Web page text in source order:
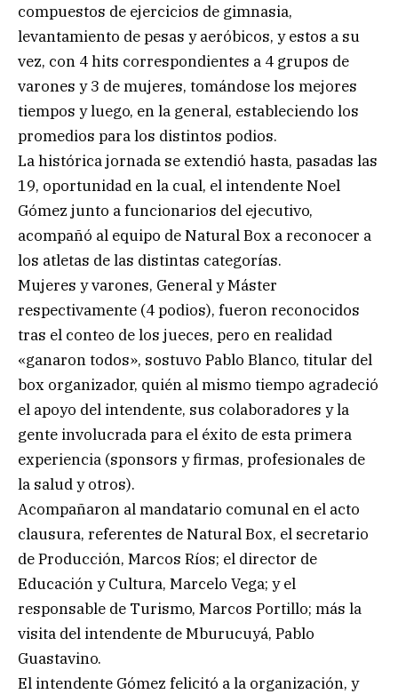
compuestos de ejercicios de gimnasia,
levantamiento de pesas y aeróbicos, y estos a su
vez, con 4 hits correspondientes a 4 grupos de
varones y 3 de mujeres, tomándose los mejores
tiempos y luego, en la general, estableciendo los
promedios para los distintos podios.
La histórica jornada se extendió hasta, pasadas las
19, oportunidad en la cual, el intendente Noel
Gómez junto a funcionarios del ejecutivo,
acompañó al equipo de Natural Box a reconocer a
los atletas de las distintas categorías.
Mujeres y varones, General y Máster
respectivamente (4 podios), fueron reconocidos
tras el conteo de los jueces, pero en realidad
«ganaron todos», sostuvo Pablo Blanco, titular del
box organizador, quién al mismo tiempo agradeció
el apoyo del intendente, sus colaboradores y la
gente involucrada para el éxito de esta primera
experiencia (sponsors y firmas, profesionales de
la salud y otros).
Acompañaron al mandatario comunal en el acto
clausura, referentes de Natural Box, el secretario
de Producción, Marcos Ríos; el director de
Educación y Cultura, Marcelo Vega; y el
responsable de Turismo, Marcos Portillo; más la
visita del intendente de Mburucuyá, Pablo
Guastavino.
El intendente Gómez felicitó a la organización, y